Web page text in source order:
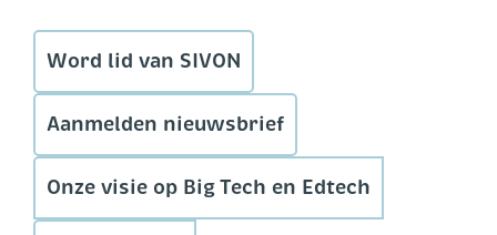
Word lid van SIVON
Aanmelden nieuwsbrief
Onze visie op Big Tech en Edtech